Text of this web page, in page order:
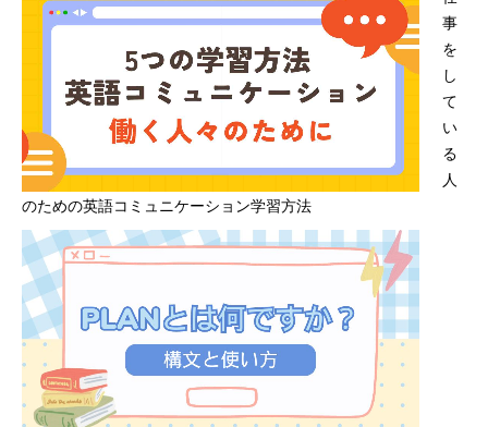
事
を
し
て
い
る
人
のための英語コミュニケーション学習方法